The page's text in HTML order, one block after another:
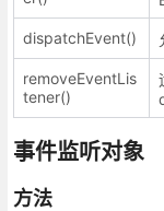
dispatchEvent()
removeEventLis
tener()
事件监听对象
方法